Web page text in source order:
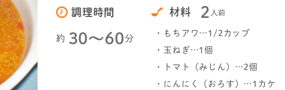
調理時間
約 30〜60分
材料 2 人前
・もちアワ…1/2カップ
・玉ねぎ…1個
・トマト（みじん）…2個
・にんにく（おろす）…1カケ